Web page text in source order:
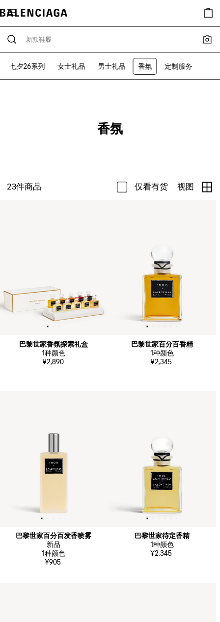
七夕26系列 女士礼品 男士礼品 香氛 定制服务
香氛
23件商品 仅看有货 视图
巴黎世家香氛探索礼盒
1种颜色
¥2,890
巴黎世家百分百香精
1种颜色
¥2,345
巴黎世家百分百发香喷雾
新品
1种颜色
¥905
巴黎世家待定香精
1种颜色
¥2,345